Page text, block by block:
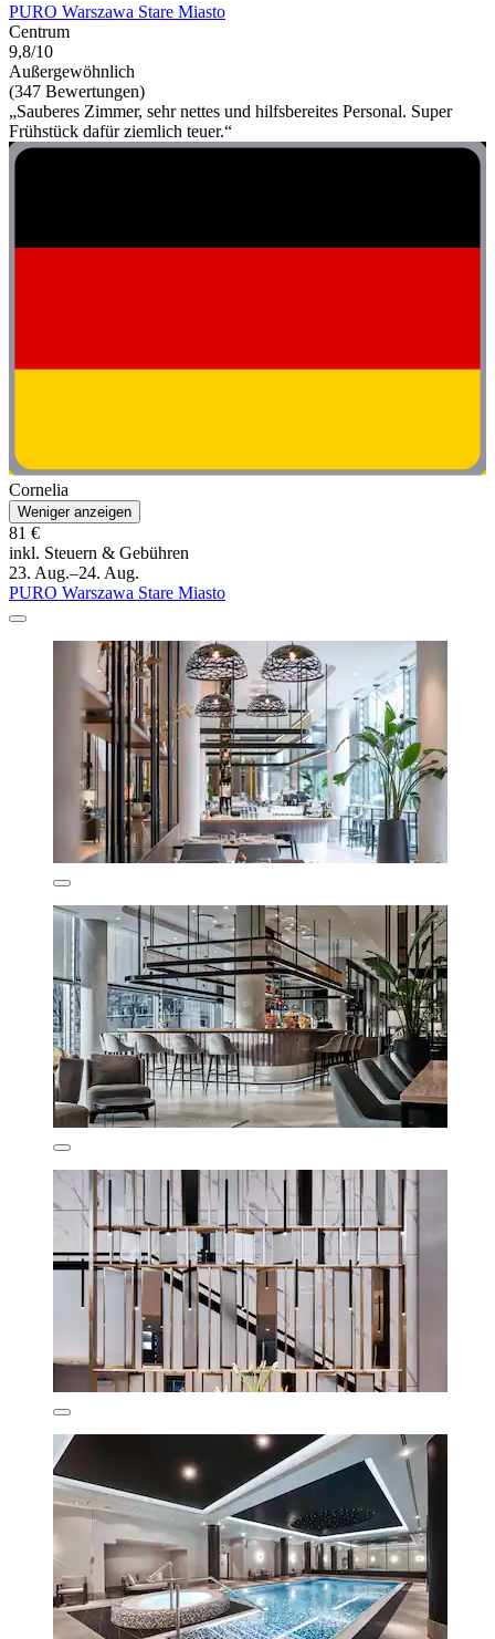
PURO Warszawa Stare Miasto
Centrum
9,8/10
Außergewöhnlich
(347 Bewertungen)
„Sauberes Zimmer, sehr nettes und hilfsbereites Personal. Super
Frühstück dafür ziemlich teuer.“
Cornelia
Weniger anzeigen
81 €
inkl. Steuern & Gebühren
23. Aug.–24. Aug.
PURO Warszawa Stare Miasto